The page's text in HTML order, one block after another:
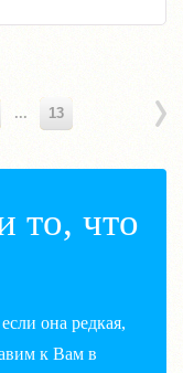
... 13
то, что
она редкая,
к Вам в